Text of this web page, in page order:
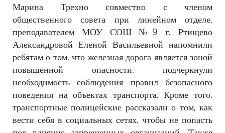
Марина Трехно совместно с членом
общественного совета при линейном отделе,
преподавателем МОУ СОШ №9 г. Ртищево
Александровой Еленой Васильевной напомнили
ребятам о том, что железная дорога является зоной
повышенной опасности, подчеркнули
необходимость соблюдения правил безопасного
поведения на объектах транспорта. Кроме того,
транспортные полицейские рассказали о том, как
вести себя в социальных сетях, чтобы не попасть